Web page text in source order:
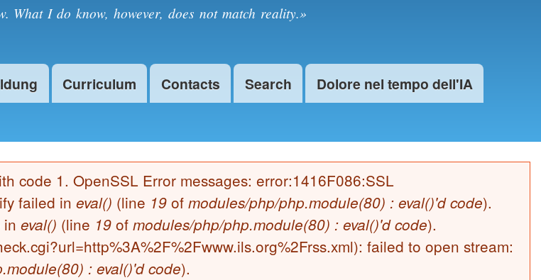
What I do know, however, does not match reality.»
Curriculum Contacts Search
Dolore nel tempo dell'IA
code 1. OpenSSL Error messages: error:1416F086:SSL
failed in eval() (line 19of modules/php/php.module(80) : eval()'d code).
eval() (line 19of modules/php/php.module(80) : eval()'d code).
failed to open stream:
: eval()'d code).